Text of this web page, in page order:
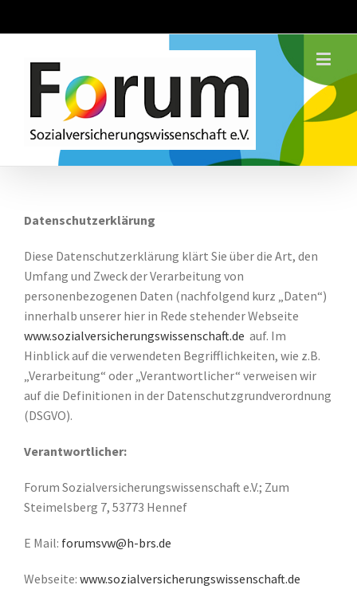
Datenschutzerklärung
Diese Datenschutzerklärung klärt Sie über die Art, den
Umfang und Zweck der Verarbeitung von
personenbezogenen Daten (nachfolgend kurz „Daten“)
innerhalb unserer hier in Rede stehender Webseite
www.sozialversicherungswissenschaft.de auf. Im
Hinblick auf die verwendeten Begrifflichkeiten, wie z.B.
„Verarbeitung“ oder „Verantwortlicher“ verweisen wir
auf die Definitionen in der Datenschutzgrundverordnung
(DSGVO).
Verantwortlicher:
Forum Sozialversicherungswissenschaft e.V.; Zum
Steimelsberg 7, 53773 Hennef
E Mail: forumsvw@h-brs.de
Webseite: www.sozialversicherungswissenschaft.de